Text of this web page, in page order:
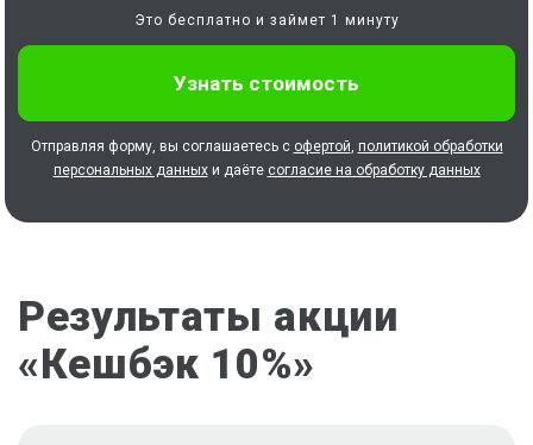
Это бесплатно и займет 1 минуту
Отправляя форму, вы соглашаетесь с офертой политикой обработки
персональных данныхи даёте согласие на обработку данных
Результаты акции
«Кешбэк 10%»